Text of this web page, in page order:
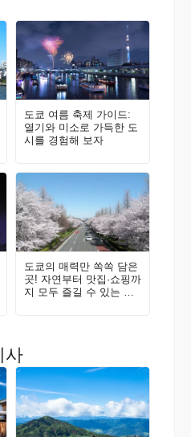
도쿄 여름 축제 가이드:
열기와 미소로 가득한 도
시를 경험해 보자
도쿄의 매력만 쏙쏙 담은
곳! 자연부터 맛집·쇼핑까
지 모두 즐길 수 있는 구
사